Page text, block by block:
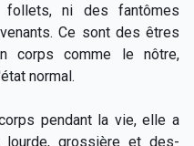
follets, ni des fantômes
Ce sont des êtres
corps comme le nôtre,
normal.
pendant la vie, elle a
lourde, grossière et des-